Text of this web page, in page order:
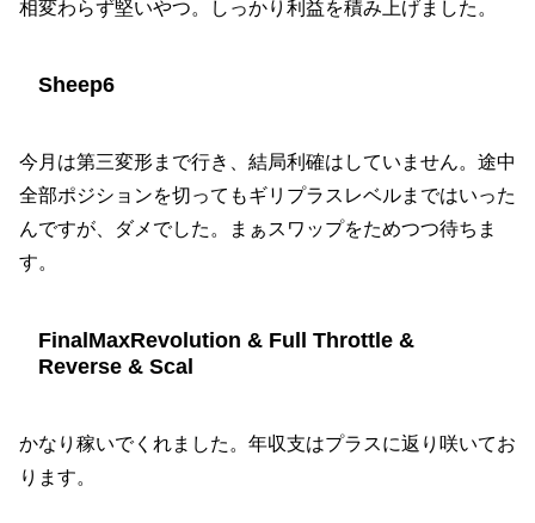
相変わらず堅いやつ。しっかり利益を積み上げました。
Sheep6
今月は第三変形まで行き、結局利確はしていません。途中
全部ポジションを切ってもギリプラスレベルまではいった
んですが、ダメでした。まぁスワップをためつつ待ちま
す。
FinalMaxRevolution & Full Throttle &
Reverse & Scal
かなり稼いでくれました。年収支はプラスに返り咲いてお
ります。